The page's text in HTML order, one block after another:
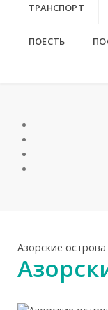
ТРАНСПОРТ
ПОЕСТЬ
Азорские острова